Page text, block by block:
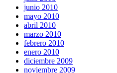
junio 2010
mayo 2010
abril 2010
marzo 2010
febrero 2010
enero 2010
diciembre 2009
noviembre 2009